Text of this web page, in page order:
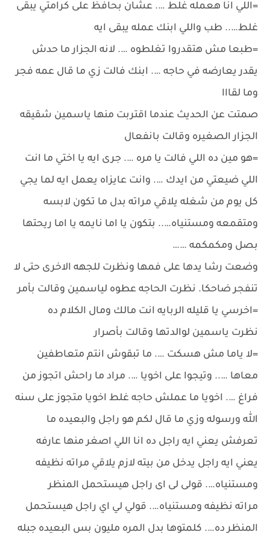
=اللي انا هعمله غلط …. عشان بحافظ على كرامتي يبقى
غلط….. طب واللي ابنك عمله يبقى ايه
=طبعا مش هتقدروا تغلطوه …. لانه الجزار ما حدش
يقدر يعارضه في حاجه …. ابنك فالت زي ما قال عمه فجر
وما لقااا
صمتت عن الحديث عندما اقتربت منها ياسمين شقيقه
الجزار الصغيره وقالت بانفعال
=هو مين ده اللي فالت يا مره …. جرى ايه يا اختي ما انت
اللي ضيعتي من ايدك …. وانت عايزاه يعمل ايه لما يجي
كل يوم من شغله يلاقي مراته بدل ما تكون لابسه
ومتقمعه ومستنياه….. بتكون يا اما نايمه يا اما ريحتها
بصل ومكمكمه ……
وضعت رشا يدها على فمها ونظرت للجهه الاخرى حتى لا
تنفجر ضاحكا. نظرت الحاجه عطوه لياسمين وقالت بأمر
=اخرسي يا قليله الربايه انت مالك ومال الكلام ده
نظرت ياسمين لوالدتها وقالت بأصرار
=لا ياما مش هسكت …. ما تبقوش انتم متعاطفين
معاها ….. وتيجوا على اخويا …. مراد ما راحش اتجوز من
فراغ …. اخويا ما عملش حاجه غلط اخويا متجوز على سنه
الله ورسوله وزي ما قال لكم هو راجل والبعيده ما
تعرفش يعني ايه راجل ده انا اللي اصغر منها عارفه
يعني ايه راجل يدخل من بيته لازم يلاقي مراته نظيفه
ومستنياه…. قولى لى اى راجل هيستحمل المنظر
مراته نظيفه ومستنياه…. قولي لي اي راجل هيستحمل
المنظر ده…. كلمتوها بدل المره مليون بس البعيده جبله